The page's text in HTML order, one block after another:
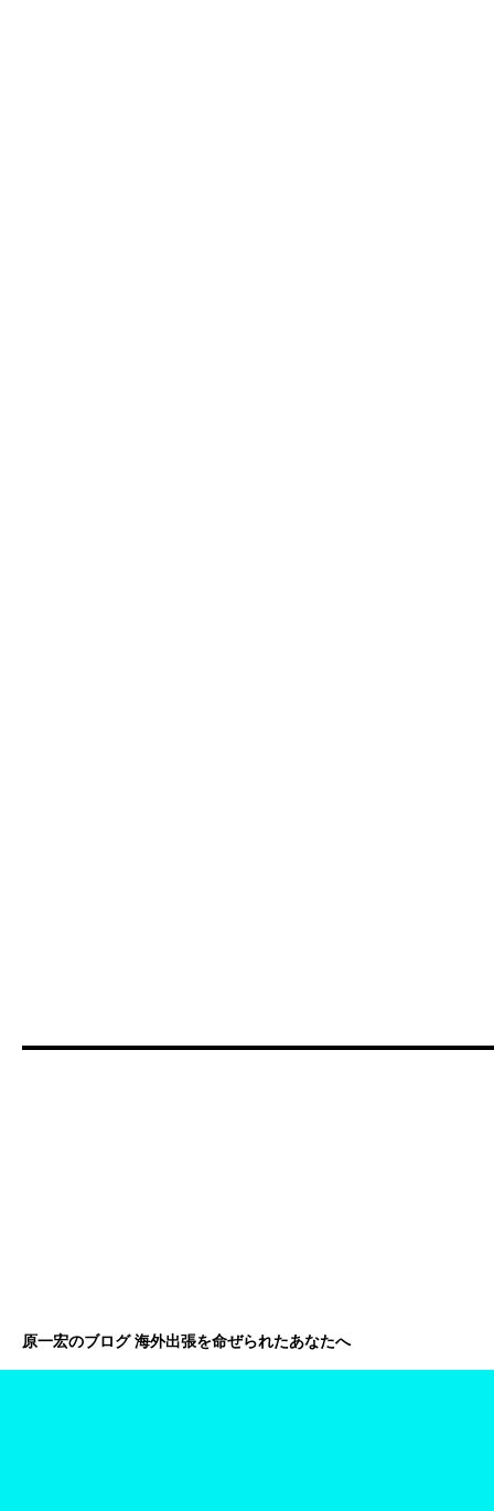
原一宏のブログ 海外出張を命ぜられたあなたへ